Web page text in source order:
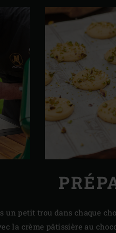
un petit trou dans chaque
la crème pâtissière au